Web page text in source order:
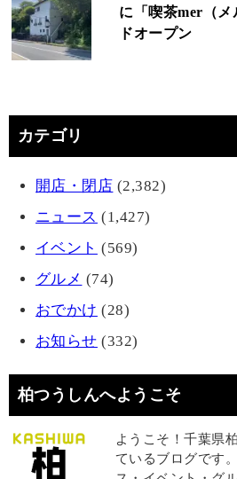
に「喫茶mer（メ
ドオープン
カテゴリ
開店・閉店 (2,382)
ニュース (1,427)
イベント (569)
グルメ (74)
おでかけ (28)
お知らせ (332)
柏つうしんへようこそ
ようこそ！千葉県
ているブログです